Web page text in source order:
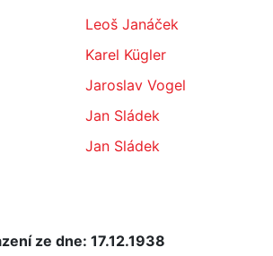
Leoš Janáček
Karel Kügler
Jaroslav Vogel
Jan Sládek
Jan Sládek
ze dne: 17.12.1938